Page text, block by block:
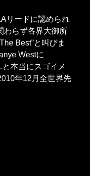
リードに認められ
わらず各界大御所
Best”と叫びま
Westに
本当にスゴイメ
年12月全世界先